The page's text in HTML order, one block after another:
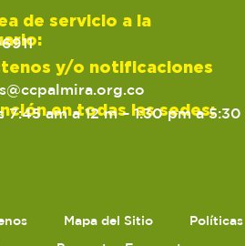
de servicio a la
y/o notificaciones
en todas las sedes:
7:45 am a 12 m – 1:30 pm a 5:30
Mapa del Sitio